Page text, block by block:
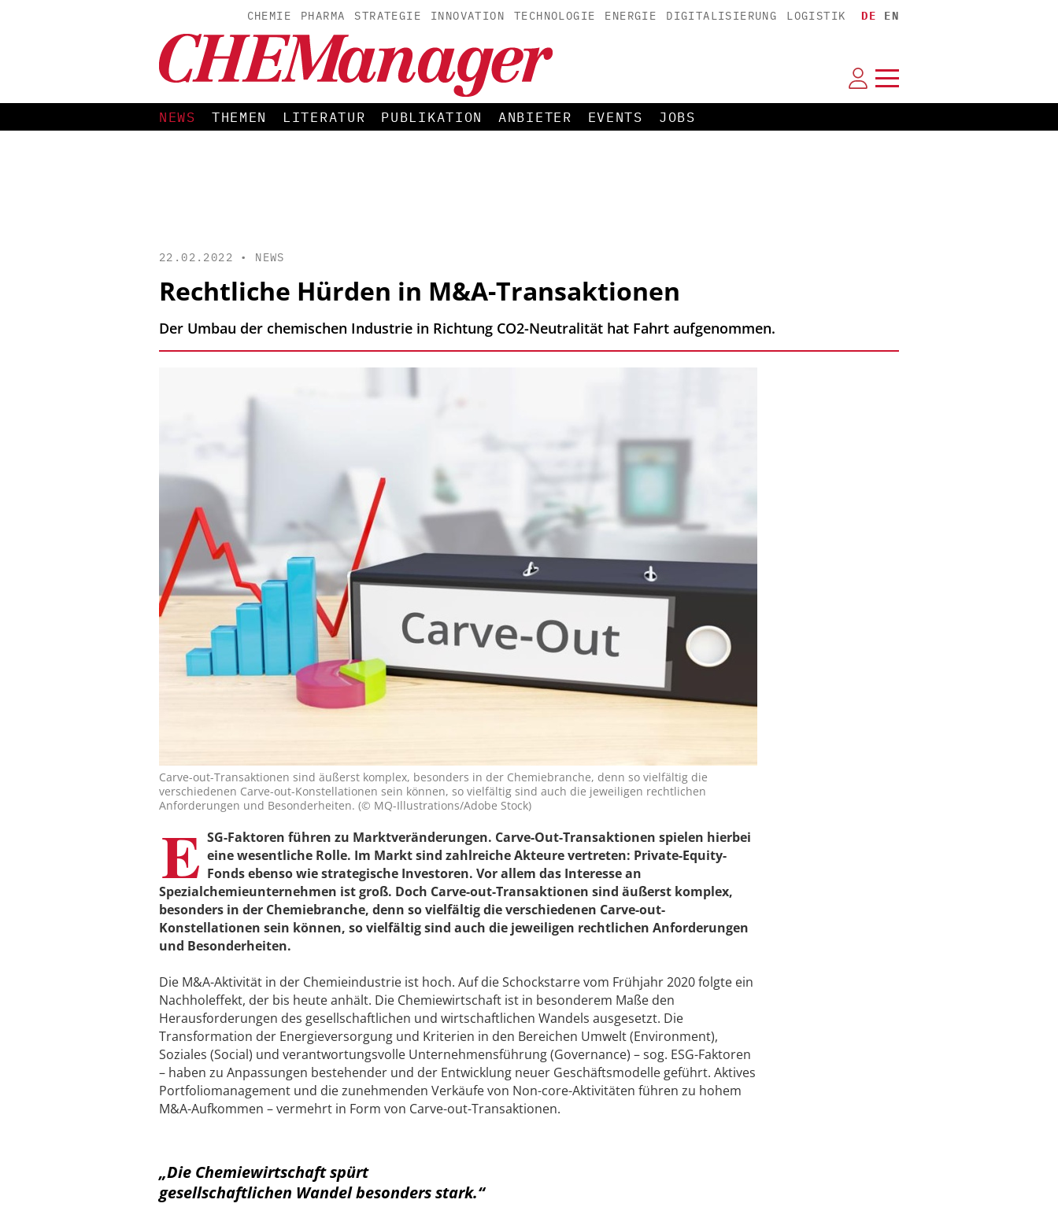
CHEMIE PHARMA STRATEGIE INNOVATION TECHNOLOGIE ENERGIE DIGITALISIERUNG LOGISTIK DE EN
NEWS THEMEN LITERATUR PUBLIKATION ANBIETER EVENTS JOBS
22.02.2022 • NEWS
Rechtliche Hürden in M&A-Transaktionen
Der Umbau der chemischen Industrie in Richtung CO2-Neutralität hat Fahrt aufgenommen.
Carve-out-Transaktionen sind äußerst komplex, besonders in der Chemiebranche, denn so vielfältig die
verschiedenen Carve-out-Konstellationen sein können, so vielfältig sind auch die jeweiligen rechtlichen
Anforderungen und Besonderheiten. (© MQ-Illustrations/Adobe Stock)
E SG-Faktoren führen zu Marktveränderungen. Carve-­Out-Transaktionen spielen hierbei
eine wesentliche Rolle. Im Markt sind zahlreiche Akteure vertreten: Private-Equity-
Fonds ebenso wie strategische Investoren. Vor allem das Interesse an
Spezialchemieunternehmen ist groß. Doch Carve-out-Transaktionen sind äußerst komplex,
besonders in der Chemiebranche, denn so vielfältig die verschiedenen Carve-out-
Konstellationen sein können, so vielfältig sind auch die jeweiligen rechtlichen Anforderungen
und Besonderheiten.
Die M&A-Aktivität in der Chemieindustrie ist hoch. Auf die Schockstarre vom Frühjahr 2020 folgte ein
Nachholeffekt, der bis heute anhält. Die Chemiewirtschaft ist in besonderem Maße den
Herausforderungen des gesellschaftlichen und wirtschaftlichen Wandels ausgesetzt. Die
Transformation der Energieversorgung und Kriterien in den Bereichen Umwelt (Environment),
Soziales (Social) und verantwortungsvolle Unternehmensführung (Governance) – sog. ESG-Faktoren
– haben zu Anpassungen bestehender und der Entwicklung neuer Geschäftsmodelle geführt. Aktives
Portfoliomanagement und die zunehmenden Verkäufe von Non-core-Aktivitäten führen zu hohem
M&A-Aufkommen – vermehrt in Form von Carve-­out-Transaktionen.
„Die Chemiewirtschaft spürt
gesellschaftlichen Wandel besonders stark.“